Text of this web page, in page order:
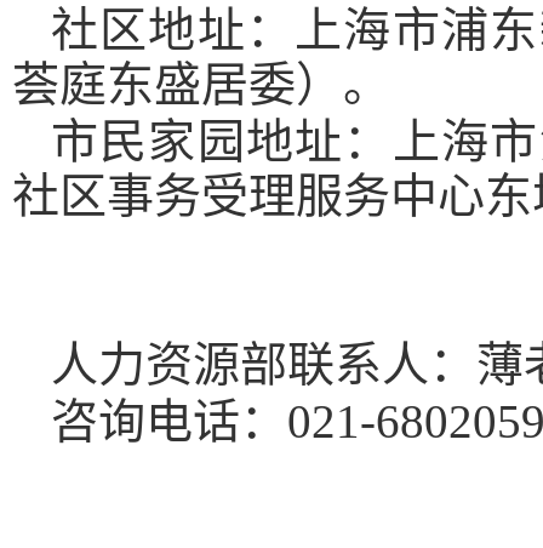
社区地址：上海市浦
荟庭东盛居委）。
市民家园地址：上海
社区事务受理服务中心
人力资源部联系人：薄
咨询电话： 021-